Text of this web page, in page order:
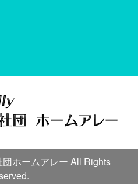
ホームアレー All Rights